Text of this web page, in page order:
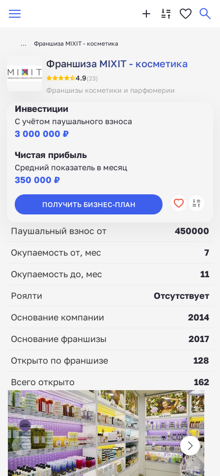
Франшиза MIXIT - косметика
Франшиза MIXIT - косметика
4.9(23)
Франшизы косметики и парфюмерии
Инвестиции
С учётом паушального взноса
3 000 000 ₽
Чистая прибыль
Средний показатель в месяц
350 000 ₽
ПОЛУЧИТЬ БИЗНЕС-ПЛАН
Паушальный взнос от
450000
Окупаемость от, мес
7
Окупаемость до, мес
11
Роялти
Отсутствует
Основание компании
2014
Основание франшизы
2017
Открыто по франшизе
128
Всего открыто
162